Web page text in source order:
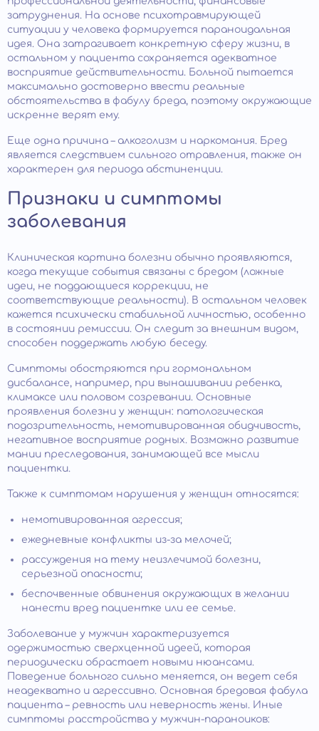
затруднения. На основе психотравмирующей
ситуации у человека формируется параноидальная
идея. Она затрагивает конкретную сферу жизни, в
остальном у пациента сохраняется адекватное
восприятие действительности. Больной пытается
максимально достоверно ввести реальные
обстоятельства в фабулу бреда, поэтому окружающие
искренне верят ему.
Еще одна причина – алкоголизм и наркомания. Бред
является следствием сильного отравления, также он
характерен для периода абстиненции.
Признаки и симптомы
заболевания
Клиническая картина болезни обычно проявляются,
когда текущие события связаны с бредом (ложные
идеи, не поддающиеся коррекции, не
соответствующие реальности). В остальном человек
кажется психически стабильной личностью, особенно
в состоянии ремиссии. Он следит за внешним видом,
способен поддержать любую беседу.
Симптомы обостряются при гормональном
дисбалансе, например, при вынашивании ребенка,
климаксе или половом созревании. Основные
проявления болезни у женщин: патологическая
подозрительность, немотивированная обидчивость,
негативное восприятие родных. Возможно развитие
мании преследования, занимающей все мысли
пациентки.
Также к симптомам нарушения у женщин относятся:
немотивированная агрессия;
ежедневные конфликты из-за мелочей;
рассуждения на тему неизлечимой болезни,
серьезной опасности;
беспочвенные обвинения окружающих в желании
нанести вред пациентке или ее семье.
Заболевание у мужчин характеризуется
одержимостью сверхценной идеей, которая
периодически обрастает новыми нюансами.
Поведение больного сильно меняется, он ведет себя
неадекватно и агрессивно. Основная бредовая фабула
пациента – ревность или неверность жены. Иные
симптомы расстройства у мужчин-параноиков: